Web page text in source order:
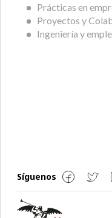
Prácticas en
Proyectos y
Ingeniería y
Síguenos